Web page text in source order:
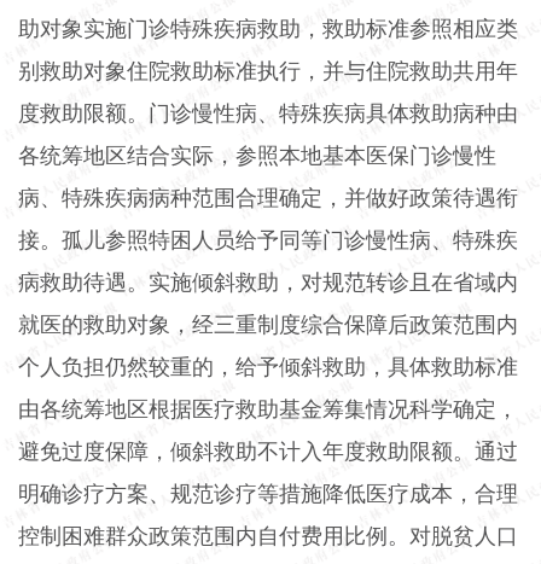
助对象实施门诊特殊疾病救助，救助标准参照相应类
别救助对象住院救助标准执行，并与住院救助共用年
度救助限额。门诊慢性病、特殊疾病具体救助病种由
各统筹地区结合实际，参照本地基本医保门诊慢性
病、特殊疾病病种范围合理确定，并做好政策待遇衔
接。孤儿参照特困人员给予同等门诊慢性病、特殊疾
病救助待遇。实施倾斜救助，对规范转诊且在省域内
就医的救助对象，经三重制度综合保障后政策范围内
个人负担仍然较重的，给予倾斜救助，具体救助标准
由各统筹地区根据医疗救助基金筹集情况科学确定，
避免过度保障，倾斜救助不计入年度救助限额。通过
明确诊疗方案、规范诊疗等措施降低医疗成本，合理
控制困难群众政策范围内自付费用比例。对脱贫人口